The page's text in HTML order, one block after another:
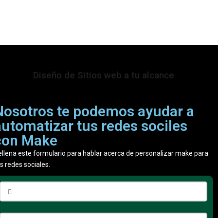
Diseño de Sitios web a tu alcance
te podemos ayudar a
tus redes sociles
Make
este formulario para hablar acerca de personalizar make para
redes sociales.